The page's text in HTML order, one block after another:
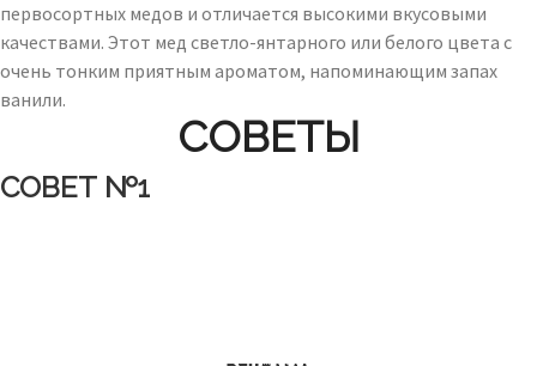
первосортных медов и отличается высокими вкусовыми
качествами. Этот мед светло-янтарного или белого цвета с
очень тонким приятным ароматом, напоминающим запах
ванили.
СОВЕТЫ
СОВЕТ №1